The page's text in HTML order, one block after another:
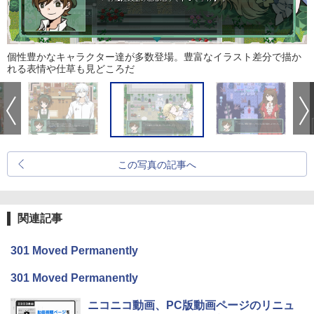
個性豊かなキャラクター達が多数登場。豊富なイラスト差分で描か
れる表情や仕草も見どころだ
この写真の記事へ
関連記事
301 Moved Permanently
301 Moved Permanently
ニコニコ動画、PC版動画ページのリニュ